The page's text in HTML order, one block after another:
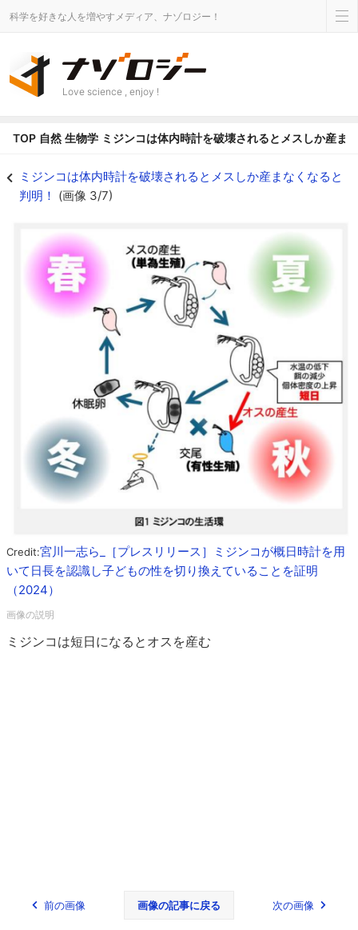
科学を好きな人を増やすメディア、ナゾロジー！
Love science , enjoy !
TOP 自然 生物学 ミジンコは体内時計を破壊されるとメスしか産ま
ミジンコは体内時計を破壊されるとメスしか産まなくなると
判明！ (画像 3/7)
Credit:宮川一志ら_［プレスリリース］ミジンコが概日時計を用
いて日長を認識し子どもの性を切り換えていることを証明
（2024）
ミジンコは短日になるとオスを産む
前の画像 画像の記事に戻る 次の画像